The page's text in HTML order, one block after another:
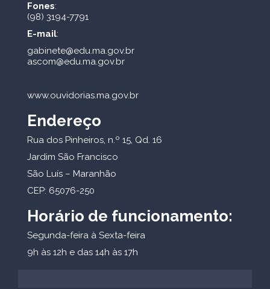
Fones:
(98) 3194-7791
E-mail:
gabinete@edu.ma.gov.br
ascom@edu.ma.gov.br
www.ouvidorias.ma.gov.br
Endereço
Rua dos Pinheiros, n.º 15, Qd. 16
Jardim São Francisco
São Luís – Maranhão
CEP: 65076-250
Horário de funcionamento:
Segunda-feira à Sexta-feira
9h às 12h e das 14h às 17h